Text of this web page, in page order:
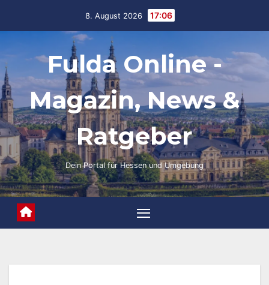
8. August 2026 17:06
Fulda Online -
Magazin, News &
Ratgeber
Dein Portal für Hessen und Umgebung